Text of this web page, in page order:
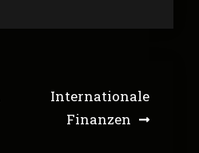
Internationale
Finanzen